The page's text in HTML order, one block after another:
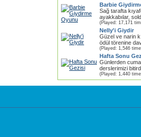
Barbie
Sağ tarafta
ayakkabılar,
(Played: 17,171
Nelly'i Giydir
Güzel ve narin
ödül törenine
(Played: 1,546
Hafta Sonu
Günlerden
derslerimizi
(Played: 1,440